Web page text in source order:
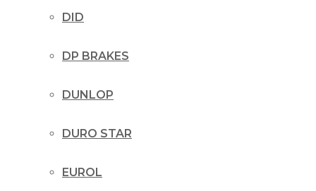
DID
DP BRAKES
DUNLOP
DURO STAR
EUROL